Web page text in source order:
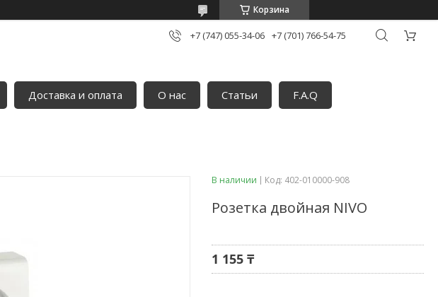
Корзина
+7 (747) 055-34-06 +7 (701) 766-54-75
Доставка и оплата О нас Статьи F.A.Q
В наличии Код: 402-010000-908
Розетка двойная NIVO
1 155 ₸